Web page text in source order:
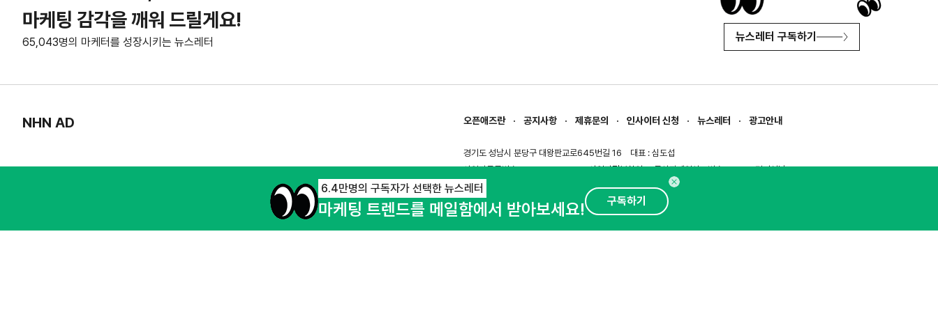
마케팅 감각을 깨워 드릴게요!
65,043명의 마케터를 성장시키는 뉴스레터 뉴스레터 구독하기
NHN AD 오픈애즈란 공지사항 제휴문의 인사이터 신청 뉴스레터 광고안내
경기도 성남시 분당구 대왕판교로645번길 16
대표 : 심도섭
사업자등록번호 : 144-81-27690(사업자정보확인)
통신판매업신고번호 : 2014-경기성남-1023
호스팅서비스사업자 : 오픈애즈
서비스•광고 문의 :1800-2198
6.4만명의 구독자가 선택한 뉴스레터
마케팅 트렌드를 메일함에서 받아보세요! 구독하기